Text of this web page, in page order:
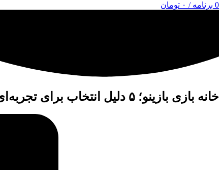
0 برنامه / ۰ تومان
خانه بازی بازینو؛ ۵ دلیل انتخاب برای تجربه‌ای فراتر از بازی